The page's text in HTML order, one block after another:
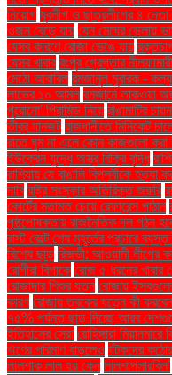
নিয়োগ যুবলীগ ও ছাত্রলীগের ৪
ওজন বেড়ে যায় যেন মেঘের ভেলায়
যেসব কারণে রোজা ভেঙে যায়
যেসব খাবার রংপুর গ্রেপ্তার
মেঠো আবাবিল রমজানুল মুবারক -
লাভের ১০ আমল রমজানে তাকওয়া
পুরোনো' পিরামিড নিয়ে রাঙামাটির
তীব্র যানজট রাজধানীতে মিনিকেট
রাতে ঘুম না এলে কোন কাজগুলো করা
ইউক্রেন যুদ্ধে অস্ত্র বিক্রি বৃদ্ধি
রাশিয়ায় যে বাঙালি বিপ্লবীকে হত্যা
দাবি রাষ্ট্র সংস্কার অতিরিক্ত জরুরি
কোর্টের মতামত চেয়ে রেফারেন্স পাঠান
পৃষ্ঠপোষকতায় রাজনৈতিক দল গঠন
রাস্ট বেল্টে শেষ মুহূর্তের প্রচারে
বিশেষ ছাড় রিজভী: আওয়ামী লীগের
রোগীরা বিপাকে রোজ ৫ ধরনের খাবার
রোজাদার শিশুর যত্ন রোজায়
কারণ রোজায় ত্বকের যত্নে কী
৭৫% পর্যন্ত ছাড় দিচ্ছে আরব
ইতিহাসের সেরা রোহিঙ্গারা
ঋণের পরিমাণ বাড়লেও র্যটকদের কঠোর
লালশাক লাল হয় কেন লালশাপলারবিল'